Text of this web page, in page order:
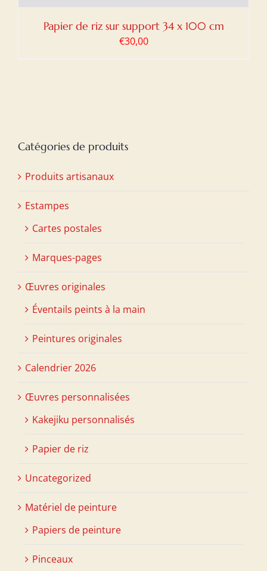
Papier de riz sur support 34 x 100 cm
€30,00
Catégories de produits
Produits artisanaux
Estampes
Cartes postales
Marques-pages
Œuvres originales
Éventails peints à la main
Peintures originales
Calendrier 2026
Œuvres personnalisées
Kakejiku personnalisés
Papier de riz
Uncategorized
Matériel de peinture
Papiers de peinture
Pinceaux